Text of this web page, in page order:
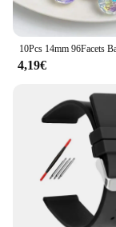
4,19€